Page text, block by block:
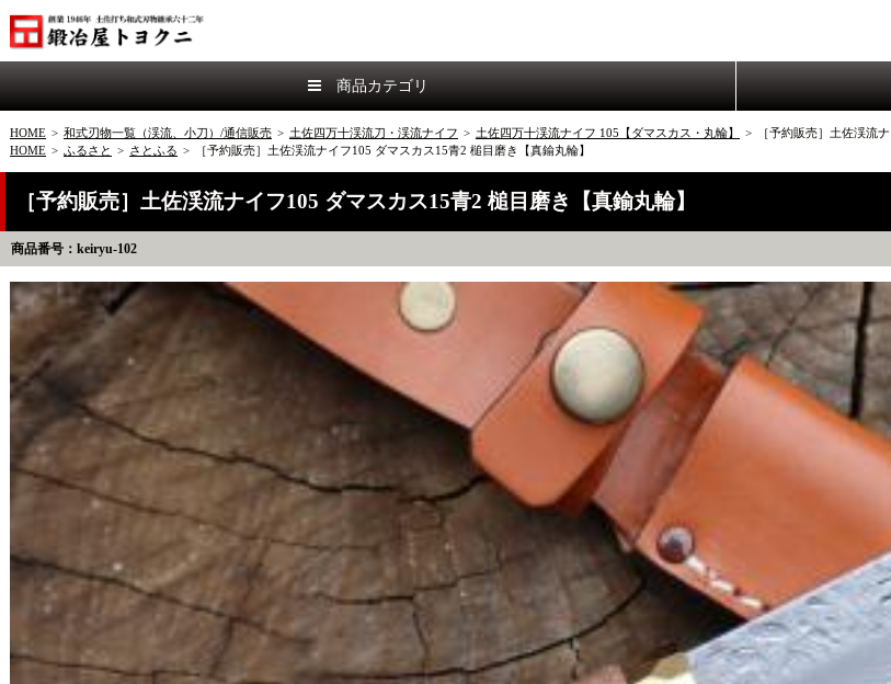
商品カテゴリ
HOME > 和式刃物一覧（渓流、小刀）/通信販売 > 土佐四万十渓流刀・渓流ナイフ > 土佐四万十渓流ナイフ 105【ダマスカス・丸輪】 >
［予約販売］土佐渓流
HOME > ふるさと > さとふる > ［予約販売］土佐渓流ナイフ105 ダマスカス15青2 槌目磨き【真鍮丸輪】
［予約販売］土佐渓流ナイフ105 ダマスカス15青2 槌目磨き【真鍮丸輪】
商品番号：keiryu-102